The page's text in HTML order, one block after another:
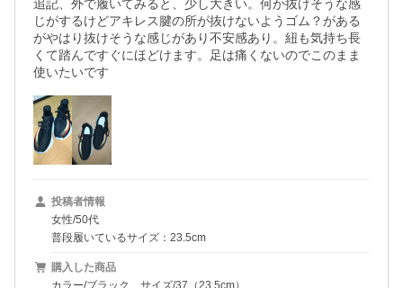
追記、外で履いてみると、少し大きい。何か抜けそうな感
じがするけどアキレス腱の所が抜けないようゴム？がある
がやはり抜けそうな感じがあり不安感あり。紐も気持ち長
くて踏んですぐにほどけます。足は痛くないのでこのまま
使いたいです
投稿者情報
女性/50代
普段履いているサイズ：23.5cm
購入した商品
カラー/ブラック、サイズ/37（23.5cm）